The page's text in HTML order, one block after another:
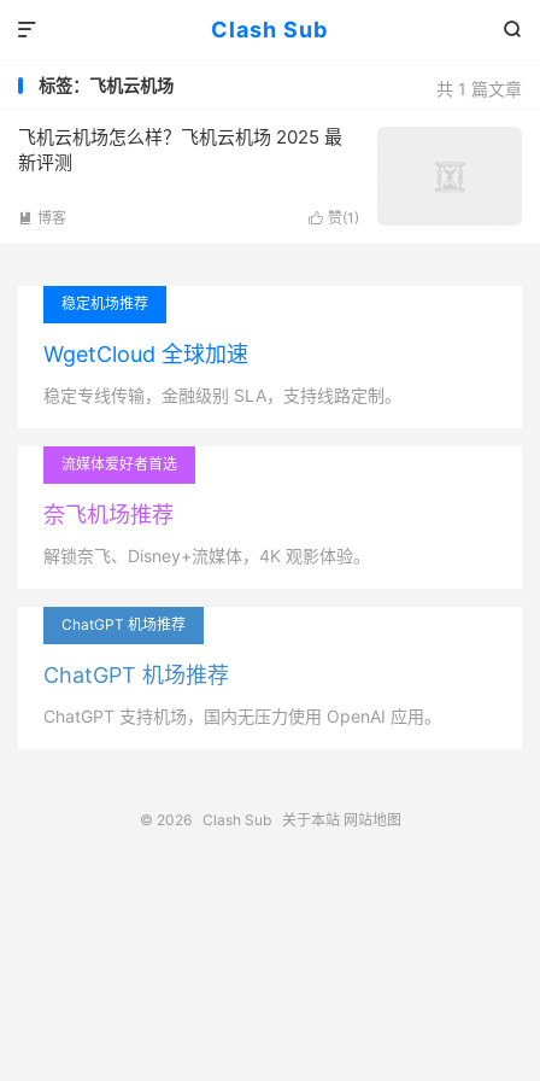
Clash Sub 

共 1 篇文章
标签：飞机云机场
飞机云机场怎么样？飞机云机场 2025 最
新评测
 赞(1 )
 博客
稳定机场推荐
WgetCloud 全球加速
稳定专线传输，金融级别 SLA，支持线路定制。
流媒体爱好者首选
奈飞机场推荐
解锁奈飞、Disney+流媒体，4K 观影体验。
ChatGPT 机场推荐
ChatGPT 机场推荐
ChatGPT 支持机场，国内无压力使用 OpenAI 应用。
© 2026 Clash Sub 关于本站 网站地图